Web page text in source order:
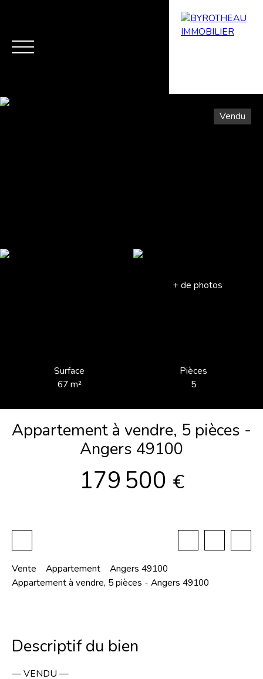
Vendu
+ de photos
Surface
67m²
Pièces
5
Appartement à vendre, 5 pièces -
Angers 49100
179 500 €
Vente Appartement
Angers 49100
Appartement à vendre, 5 pièces - Angers 49100
Descriptif du bien
— VENDU —